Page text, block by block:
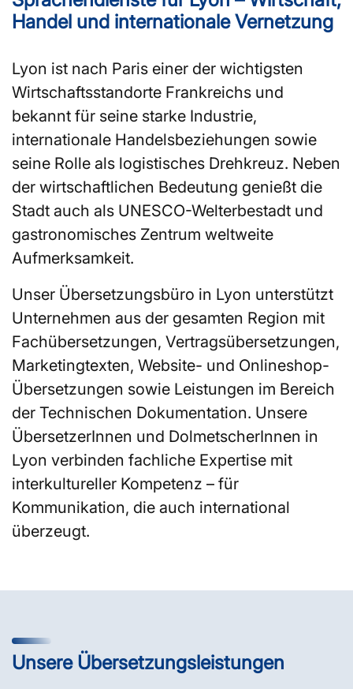
Handel und internationale Vernetzung
Lyon ist nach Paris einer der wichtigsten
Wirtschaftsstandorte Frankreichs und
bekannt für seine starke Industrie,
internationale Handelsbeziehungen sowie
seine Rolle als logistisches Drehkreuz. Neben
der wirtschaftlichen Bedeutung genießt die
Stadt auch als UNESCO-Welterbestadt und
gastronomisches Zentrum weltweite
Aufmerksamkeit.
Unser Übersetzungsbüro in Lyon unterstützt
Unternehmen aus der gesamten Region mit
Fachübersetzungen, Vertragsübersetzungen,
Marketingtexten, Website- und Onlineshop-
Übersetzungen sowie Leistungen im Bereich
der Technischen Dokumentation. Unsere
ÜbersetzerInnen und DolmetscherInnen in
Lyon verbinden fachliche Expertise mit
interkultureller Kompetenz – für
Kommunikation, die auch international
überzeugt.
Unsere Übersetzungsleistungen